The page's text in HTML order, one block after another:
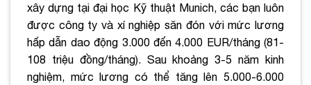
xây dựng tại đại học Kỹ thuật Munich, các bạn luôn
được công ty và xí nghiệp săn đón với mức lương
hấp dẫn dao động 3.000 đến 4.000 EUR/tháng (81-
108 triệu đồng/tháng). Sau khoảng 3-5 năm kinh
nghiệm, mức lương có thể tăng lên 5.000-6.000